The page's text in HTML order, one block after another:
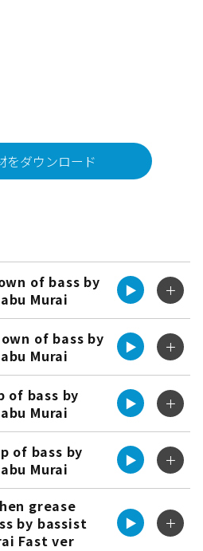
ダウンロード
of bass by
Murai
▶︎ ＋
of bass by
Murai
▶︎ ＋
of bass by
Murai
▶︎ ＋
of bass by
Murai
▶︎ ＋
grease
by bassist
Fast ver
▶︎ ＋